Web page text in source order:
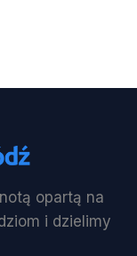
opartą na
i dzielimy